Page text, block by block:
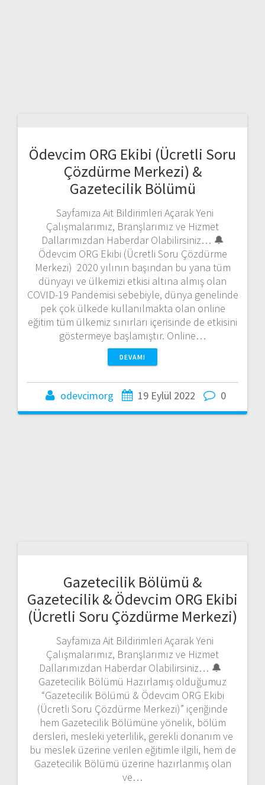
Ödevcim ORG Ekibi (Ücretli Soru
Çözdürme Merkezi) &
Gazetecilik Bölümü
Sayfamıza Ait Bildirimleri Açarak Yeni
Çalışmalarımız, Branşlarımız ve Hizmet
Dallarımızdan Haberdar Olabilirsiniz… 🔔
Ödevcim ORG Ekibi (Ücretli Soru Çözdürme
Merkezi) 2020 yılının başından bu yana tüm
dünyayı ve ülkemizi etkisi altına almış olan
COVID-19 Pandemisi sebebiyle, dünya genelinde
pek çok ülkede kullanılmakta olan online
eğitim tüm ülkemiz sınırları içerisinde de etkisini
göstermeye başlamıştır. Online…
DEVAMI
odevcimorg 19 Eylül 2022 0
Gazetecilik Bölümü &
Gazetecilik & Ödevcim ORG Ekibi
(Ücretli Soru Çözdürme Merkezi)
Sayfamıza Ait Bildirimleri Açarak Yeni
Çalışmalarımız, Branşlarımız ve Hizmet
Dallarımızdan Haberdar Olabilirsiniz… 🔔
Gazetecilik Bölümü Hazırlamış olduğumuz
“Gazetecilik Bölümü & Ödevcim ORG Ekibi
(Ücretli Soru Çözdürme Merkezi)” içeriğinde
hem Gazetecilik Bölümüne yönelik, bölüm
dersleri, mesleki yeterlilik, gerekli donanım ve
bu meslek üzerine verilen eğitimle ilgili, hem de
Gazetecilik Bölümü üzerine hazırlanmış olan
ve…